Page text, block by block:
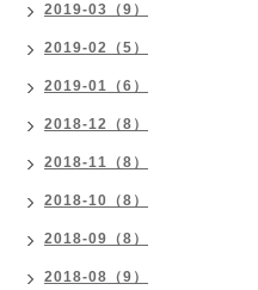
2019-03（9）
2019-02（5）
2019-01（6）
2018-12（8）
2018-11（8）
2018-10（8）
2018-09（8）
2018-08（9）